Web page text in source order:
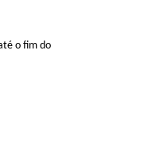
o fim do